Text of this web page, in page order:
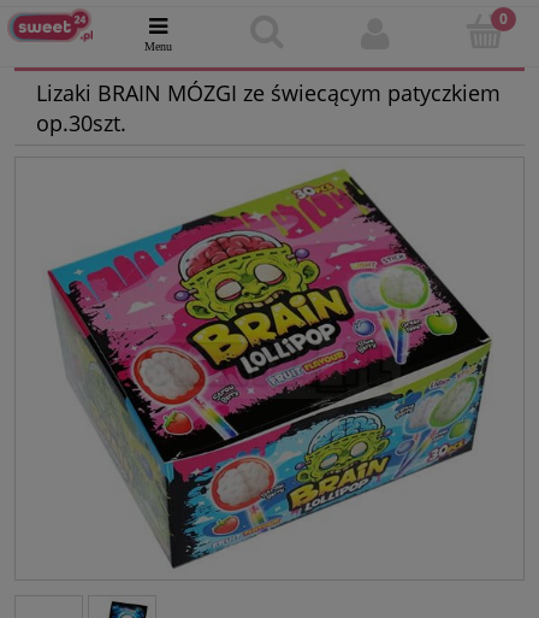
Lizaki BRAIN MÓZGI ze świecącym patyczkiem
op.30szt.